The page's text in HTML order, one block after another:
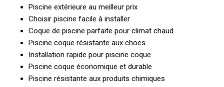
Piscine extérieure au meilleur prix
Choisir piscine facile à installer
Coque de piscine parfaite pour climat chaud
Piscine coque résistante aux chocs
Installation rapide pour piscine coque
Piscine coque économique et durable
Piscine résistante aux produits chimiques